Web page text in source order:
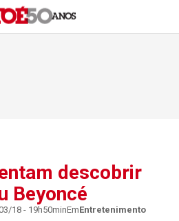
descobrir
Beyoncé
18 - 19h50minEmEntretenimento